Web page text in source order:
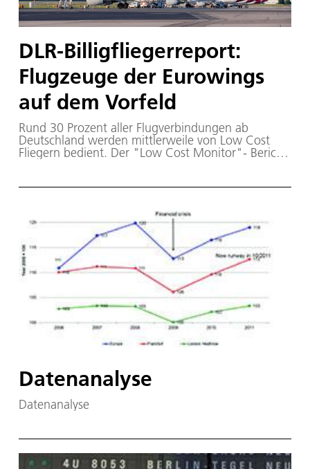
DLR-Billigfliegerreport:
Flugzeuge der Eurowings
auf dem Vorfeld
Rund 30 Prozent aller Flugverbindungen ab
Deutschland werden mittlerweile von Low Cost
Fliegern bedient. Der "Low Cost Monitor"- Bericht
Datenanalyse
Datenanalyse